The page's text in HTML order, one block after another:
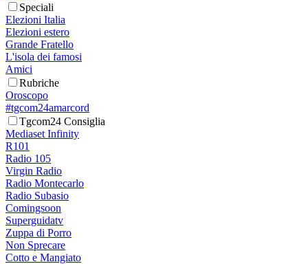
Speciali
Elezioni Italia
Elezioni estero
Grande Fratello
L'isola dei famosi
Amici
Rubriche
Oroscopo
#tgcom24amarcord
Tgcom24 Consiglia
Mediaset Infinity
R101
Radio 105
Virgin Radio
Radio Montecarlo
Radio Subasio
Comingsoon
Superguidatv
Zuppa di Porro
Non Sprecare
Cotto e Mangiato